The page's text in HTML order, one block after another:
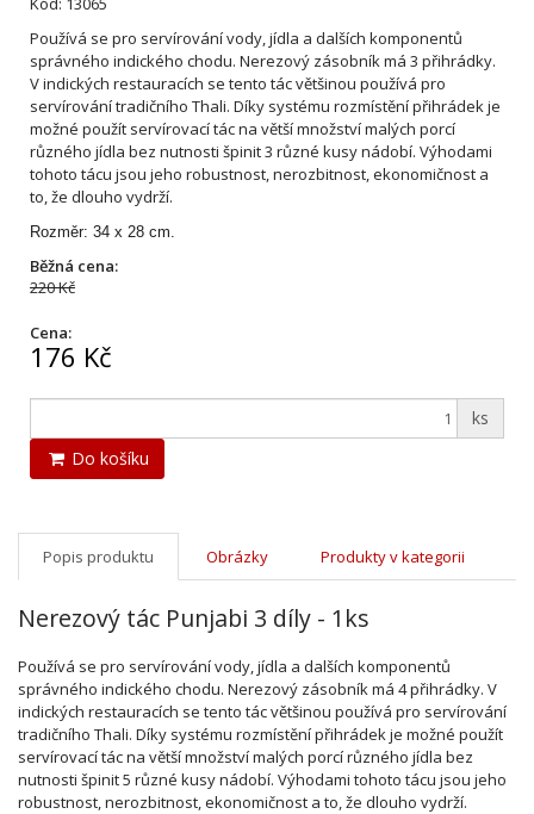
Používá se pro servírování vody, jídla a dalších komponentů
správného indického chodu. Nerezový zásobník má 3 přihrádky.
V indických restauracích se tento tác většinou používá pro
servírování tradičního Thali. Díky systému rozmístění přihrádek je
možné použít servírovací tác na větší množství malých porcí
různého jídla bez nutnosti špinit 3 různé kusy nádobí. Výhodami
tohoto tácu jsou jeho robustnost, nerozbitnost, ekonomičnost a
to, že dlouho vydrží.
Rozměr: 34 x 28 cm.
Běžná cena:
220 Kč
Cena:
176 Kč
ks
Do košíku
Popis produktu Obrázky Produkty v kategorii
Nerezový tác Punjabi 3 díly - 1ks
Používá se pro servírování vody, jídla a dalších komponentů
správného indického chodu. Nerezový zásobník má 4 přihrádky. V
indických restauracích se tento tác většinou používá pro servírování
tradičního Thali. Díky systému rozmístění přihrádek je možné použít
servírovací tác na větší množství malých porcí různého jídla bez
nutnosti špinit 5 různé kusy nádobí. Výhodami tohoto tácu jsou jeho
robustnost, nerozbitnost, ekonomičnost a to, že dlouho vydrží.